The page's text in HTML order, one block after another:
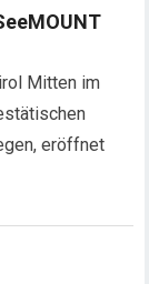
Mitten im
eröffnet